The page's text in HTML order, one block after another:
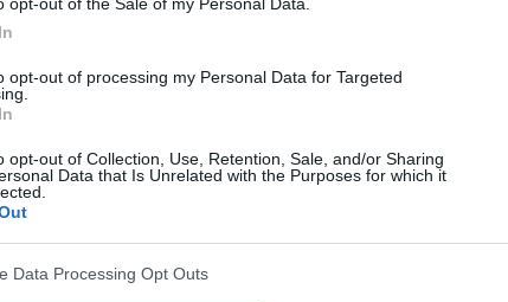
opt-out of processing my Personal Data for Targeted
opt-out of Collection, Use, Retention, Sale, and/or Sharing
Data that Is Unrelated with the Purposes for which it
Data Processing Opt Outs
za pomocą glukometru. Najczęściej pomiar
przed głównym posiłkiem, 1,5-2 godziny po
połowie nocy.
Udostępnij go na Facebooku?
Obserwuj nas na